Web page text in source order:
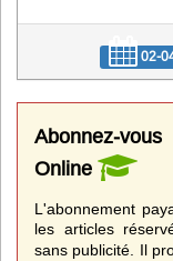
02-
Abonnez-
Online
L'abonnement
les articles
sans publicité. Il